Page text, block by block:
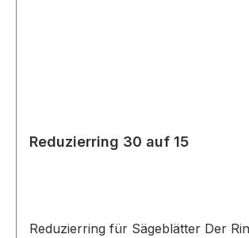
Reduzierring 30 auf 15
Reduzierring für Sägeblätter Der Ring sollte die